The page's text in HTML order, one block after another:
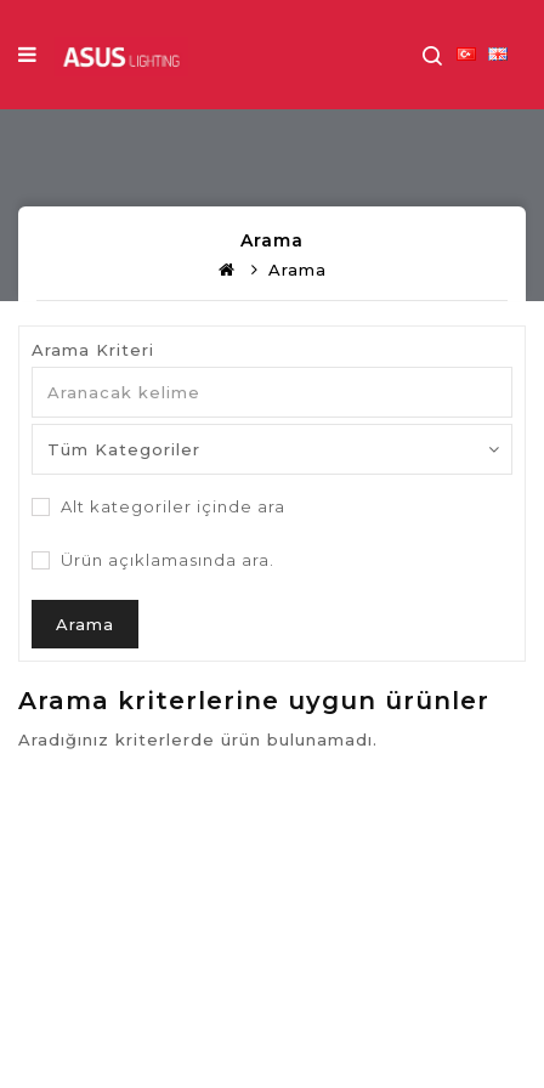
Arama
Arama
Arama Kriteri
Alt kategoriler içinde ara
Ürün açıklamasında ara.
Arama kriterlerine uygun ürünler
Aradığınız kriterlerde ürün bulunamadı.